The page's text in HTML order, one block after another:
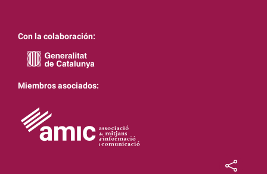
Con la colaboración:
Miembros asociados: